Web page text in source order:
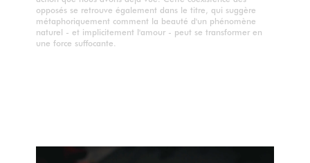
opposés se retrouve également dans le titre, qui suggère
métaphoriquement comment la beauté d'un phénomène
naturel - et implicitement l'amour - peut se transformer en
une force suffocante.